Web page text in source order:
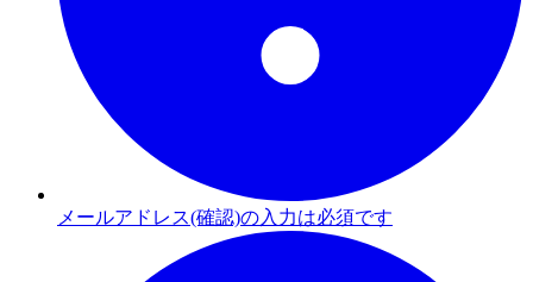
メールアドレス(確認)の入力は必須です